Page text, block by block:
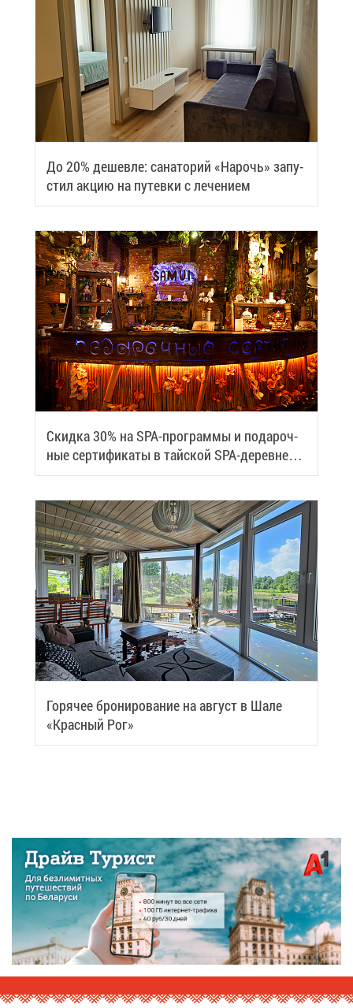
До 20% де­шев­ле: са­на­то­рий «На­рочь» за­пу­
стил ак­цию на пу­тев­ки с ле­че­ни­ем
Скид­ка 30% на SPA-про­грам­мы и по­да­роч­
ные сер­ти­фи­ка­ты в тай­ской SPA-де­ревне
Samui
Го­ря­чее бро­ни­ро­ва­ние на ав­густ в Ша­ле
«Крас­ный Рог»